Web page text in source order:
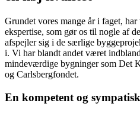
Grundet vores mange år i faget,
ekspertise, som gør os til nogle af
afspejler sig i de særlige
i. Vi har blandt andet været
mindeværdige bygninger som Det
og Carlsbergfondet.
En kompetent og